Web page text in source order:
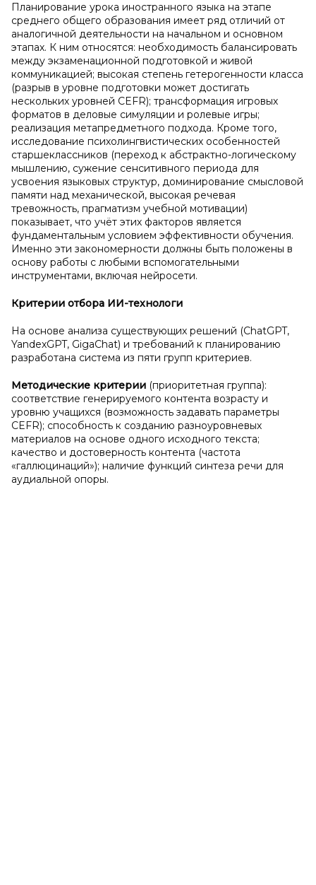
Планирование урока иностранного языка на этапе
среднего общего образования имеет ряд отличий от
аналогичной деятельности на начальном и основном
этапах. К ним относятся: необходимость балансировать
между экзаменационной подготовкой и живой
коммуникацией; высокая степень гетерогенности класса
(разрыв в уровне подготовки может достигать
нескольких уровней CEFR); трансформация игровых
форматов в деловые симуляции и ролевые игры;
реализация метапредметного подхода. Кроме того,
исследование психолингвистических особенностей
старшеклассников (переход к абстрактно-логическому
мышлению, сужение сенситивного периода для
усвоения языковых структур, доминирование смысловой
памяти над механической, высокая речевая
тревожность, прагматизм учебной мотивации)
показывает, что учёт этих факторов является
фундаментальным условием эффективности обучения.
Именно эти закономерности должны быть положены в
основу работы с любыми вспомогательными
инструментами, включая нейросети.
Критерии отбора ИИ-технологи
На основе анализа существующих решений (ChatGPT,
YandexGPT, GigaChat) и требований к планированию
разработана система из пяти групп критериев.
Методические критерии (приоритетная группа):
соответствие генерируемого контента возрасту и
уровню учащихся (возможность задавать параметры
CEFR); способность к созданию разноуровневых
материалов на основе одного исходного текста;
качество и достоверность контента (частота
«галлюцинаций»); наличие функций синтеза речи для
аудиальной опоры.